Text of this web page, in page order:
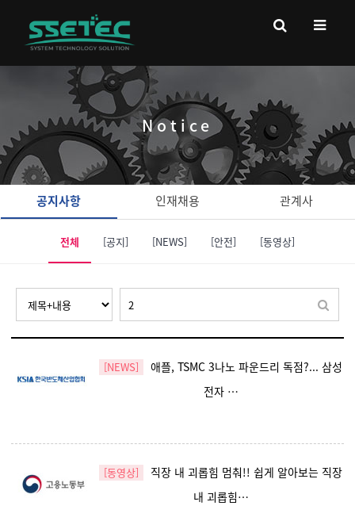
Notice
공지사항 인재채용 관계사
전체 [공지] [NEWS] [안전] [동영상]
[NEWS]
애플, TSMC 3나노 파운드리 독점?... 삼성
전자 …
[동영상]
직장 내 괴롭힘 멈춰!! 쉽게 알아보는 직장
내 괴롭힘…